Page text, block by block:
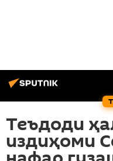
Теъдоди
издиҳоми